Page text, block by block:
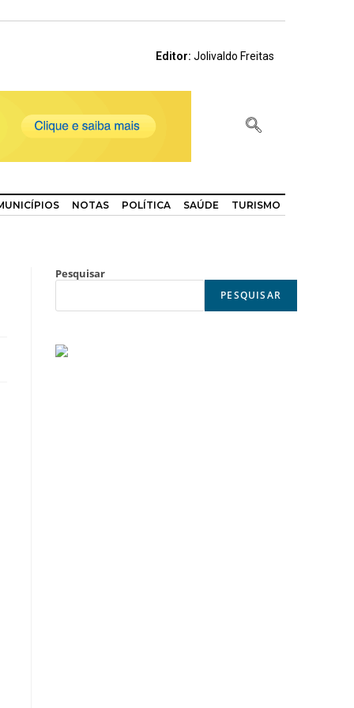
Editor:Jolivaldo Freitas
NOTAS POLÍTICA SAÚDE TURISMO
Pesquisar
PESQUISAR